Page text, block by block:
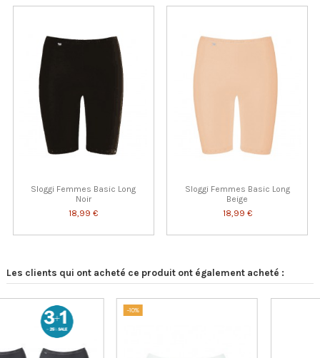
Sloggi Femmes Basic Long
Noir
18,99 €
Sloggi Femmes Basic Long
Beige
18,99 €
Les clients qui ont acheté ce produit ont également acheté :